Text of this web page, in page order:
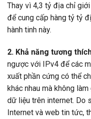
Thay vì 4,3 tỷ địa chỉ
để cung cấp hàng tỷ tỷ
hành tinh này.
2. Khả năng tương
ngược với IPv4 để các
xuất phần cứng có thể
khác nhau mà không
dữ liệu trên internet. Do
Internet và web tin tức,